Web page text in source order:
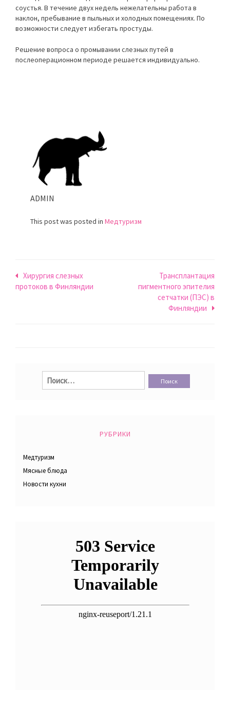
соустья. В течение двух недель нежелательны работа в
наклон, пребывание в пыльных и холодных помещениях. По
возможности следует избегать простуды.
Решение вопроса о промывании слезных путей в
послеоперационном периоде решается индивидуально.
ADMIN
This post was posted in Медтуризм
Навигация
по
Хирургия слезных
протоков в Финляндии
Трансплантация
пигментного эпителия
сетчатки (ПЭС) в
Финляндии
Найти:
РУБРИКИ
Медтуризм
Мясные блюда
Новости кухни